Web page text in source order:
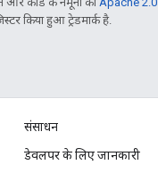
किया हुआ ट्रेडमार्क है.
संसाधन
डेवलपर के लिए जानकारी